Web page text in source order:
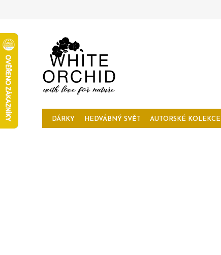
DÁRKY HEDVÁBNÝ SVĚT AUTORSKÉ KOLEKCE